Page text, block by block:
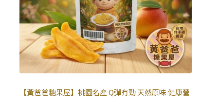
【黃爸爸糖果屋】桃園名產 Q彈有勁 天然原味 健康營